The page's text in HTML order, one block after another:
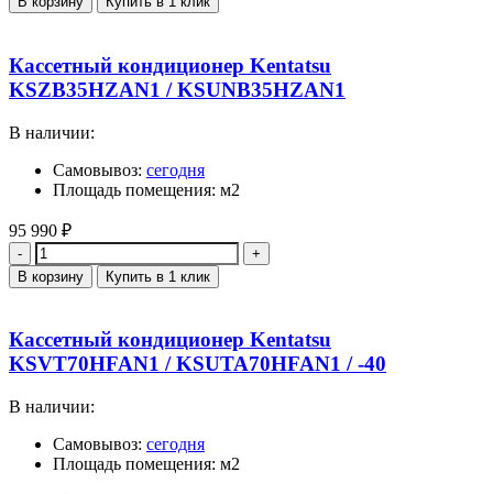
Кассетный кондиционер Kentatsu
KSZB35HZAN1 / KSUNB35HZAN1
В наличии:
Самовывоз: сегодня
Площадь помещения: м2
95 990 ₽
Количество
В корзину Купить в 1 клик
Кассетный кондиционер Kentatsu
KSVT70HFAN1 / KSUTA70HFAN1 / -40
В наличии:
Самовывоз: сегодня
Площадь помещения: м2